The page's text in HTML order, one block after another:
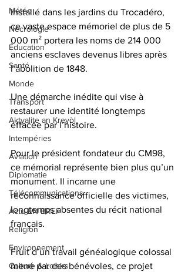
Météo
Nécrologie
Éducation
Santé
Monde
Transport
Aktyalite an Kreyòl
Intempéries
Aviation
Diplomatie
Télécommunications
Actu EN BREF
Religion
Environnement
Culture & Loisirs
Installé dans les jardins du Trocadéro,
ce vaste espace mémoriel de plus de 5
000 m² portera les noms de 214 000
anciens esclaves devenus libres après
l’abolition de 1848.
Une démarche inédite qui vise à
restaurer une identité longtemps
effacée par l’histoire.
Pour le président fondateur du CM98,
ce mémorial représente bien plus qu’un
monument. Il incarne une
reconnaissance officielle des victimes,
longtemps absentes du récit national
français.
Fruit d’un travail généalogique colossal
mené par des bénévoles, ce projet